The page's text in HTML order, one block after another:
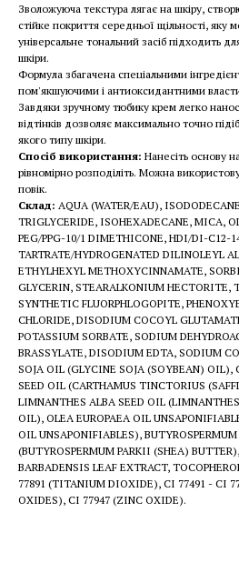
Зволожуюча текстура лягає на шкіру,
стійке покриття середньої щільності, яку
універсальне тональний засіб підходить для
шкіри.
Формула збагачена спеціальними
пом'якшуючими і антиоксидантними
Завдяки зручному тюбику крем легко
відтінків дозволяє максимально точно
якого типу шкіри.
Спосіб використання: Нанесіть основу
рівномірно розподіліть. Можна
повік.
Склад: АQUA (WATER/EAU),
TRIGLYCERIDE, ISOHEXADECANE, MICA,
PEG/PPG-10/1 DIMETHICONE, HDI/DI-C12-
TARTRATE/HYDROGENATED DILINOLEYL
ETHYLHEXYL METHOXYCINNAMATE,
GLYCERIN, STEARALKONIUM HECTORITE,
SYNTHETIC FLUORPHLOGOPITE,
CHLORIDE, DISODIUM COCOYL
POTASSIUM SORBATE, SODIUM
BRASSYLATE, DISODIUM EDTA, SODIUM
SOJA OIL (GLYCINE SOJA (SOYBEAN) OIL),
SEED OIL (CARTHAMUS TINCTORIUS
LIMNANTHES ALBA SEED OIL
OIL), OLEA EUROPAEA OIL
OIL UNSAPONIFIABLES),
(BUTYROSPERMUM PARKII (SHEA)
BARBADENSIS LEAF EXTRACT,
77891 (TITANIUM DIOXIDE), CI 77491 - CI
OXIDES), CI 77947 (ZINC OXIDE).